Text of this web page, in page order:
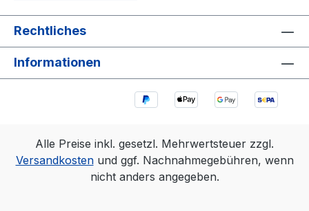
Rechtliches
Informationen
Alle Preise inkl. gesetzl. Mehrwertsteuer zzgl.
Versandkostenund ggf. Nachnahmegebühren, wenn
nicht anders angegeben.